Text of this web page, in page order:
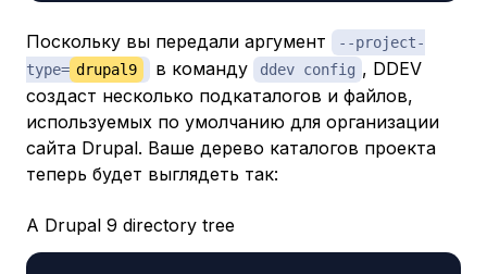
Поскольку вы передали аргумент
--project-
type= drupal9 в команду ddev config , DDEV
создаст несколько подкаталогов и файлов,
используемых по умолчанию для организации
сайта Drupal. Ваше дерево каталогов проекта
теперь будет выглядеть так:
A Drupal 9 directory tree